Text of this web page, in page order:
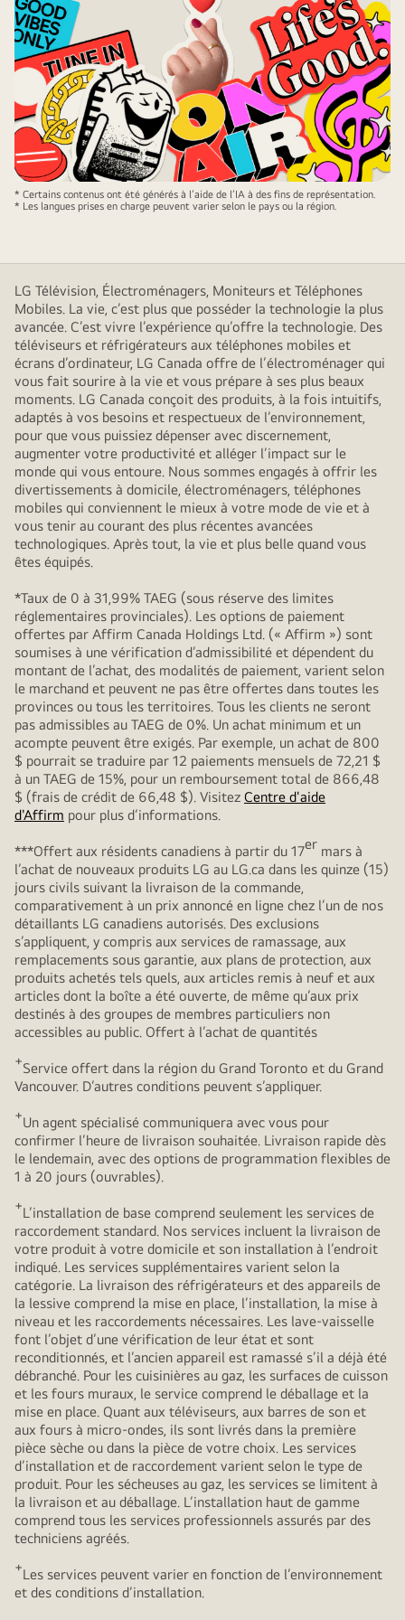
* Certains contenus ont été générés à l’aide de l’IA à des fins de représentation.
* Les langues prises en charge peuvent varier selon le pays ou la région.
LG Télévision, Électroménagers, Moniteurs et Téléphones
Mobiles. La vie, c’est plus que posséder la technologie la plus
avancée. C’est vivre l’expérience qu’offre la technologie. Des
téléviseurs et réfrigérateurs aux téléphones mobiles et
écrans d’ordinateur, LG Canada offre de l’électroménager qui
vous fait sourire à la vie et vous prépare à ses plus beaux
moments. LG Canada conçoit des produits, à la fois intuitifs,
adaptés à vos besoins et respectueux de l’environnement,
pour que vous puissiez dépenser avec discernement,
augmenter votre productivité et alléger l’impact sur le
monde qui vous entoure. Nous sommes engagés à offrir les
divertissements à domicile, électroménagers, téléphones
mobiles qui conviennent le mieux à votre mode de vie et à
vous tenir au courant des plus récentes avancées
technologiques. Après tout, la vie et plus belle quand vous
êtes équipés.
*Taux de 0 à 31,99% TAEG (sous réserve des limites
réglementaires provinciales). Les options de paiement
offertes par Affirm Canada Holdings Ltd. (« Affirm ») sont
soumises à une vérification d’admissibilité et dépendent du
montant de l’achat, des modalités de paiement, varient selon
le marchand et peuvent ne pas être offertes dans toutes les
provinces ou tous les territoires. Tous les clients ne seront
pas admissibles au TAEG de 0%. Un achat minimum et un
acompte peuvent être exigés. Par exemple, un achat de 800
$ pourrait se traduire par 12 paiements mensuels de 72,21 $
à un TAEG de 15%, pour un remboursement total de 866,48
$ (frais de crédit de 66,48 $). Visitez Centre d'aide
d'Affirm pour plus d’informations.
***Offert aux résidents canadiens à partir du 17er mars à
l’achat de nouveaux produits LG au LG.ca dans les quinze (15)
jours civils suivant la livraison de la commande,
comparativement à un prix annoncé en ligne chez l’un de nos
détaillants LG canadiens autorisés. Des exclusions
s’appliquent, y compris aux services de ramassage, aux
remplacements sous garantie, aux plans de protection, aux
produits achetés tels quels, aux articles remis à neuf et aux
articles dont la boîte a été ouverte, de même qu’aux prix
destinés à des groupes de membres particuliers non
accessibles au public. Offert à l’achat de quantités
+Service offert dans la région du Grand Toronto et du Grand
Vancouver. D’autres conditions peuvent s’appliquer.
+Un agent spécialisé communiquera avec vous pour
confirmer l’heure de livraison souhaitée. Livraison rapide dès
le lendemain, avec des options de programmation flexibles de
1 à 20 jours (ouvrables).
+L’installation de base comprend seulement les services de
raccordement standard. Nos services incluent la livraison de
votre produit à votre domicile et son installation à l’endroit
indiqué. Les services supplémentaires varient selon la
catégorie. La livraison des réfrigérateurs et des appareils de
la lessive comprend la mise en place, l’installation, la mise à
niveau et les raccordements nécessaires. Les lave-vaisselle
font l’objet d’une vérification de leur état et sont
reconditionnés, et l’ancien appareil est ramassé s’il a déjà été
débranché. Pour les cuisinières au gaz, les surfaces de cuisson
et les fours muraux, le service comprend le déballage et la
mise en place. Quant aux téléviseurs, aux barres de son et
aux fours à micro-ondes, ils sont livrés dans la première
pièce sèche ou dans la pièce de votre choix. Les services
d’installation et de raccordement varient selon le type de
produit. Pour les sécheuses au gaz, les services se limitent à
la livraison et au déballage. L’installation haut de gamme
comprend tous les services professionnels assurés par des
techniciens agréés.
+Les services peuvent varier en fonction de l’environnement
et des conditions d’installation.